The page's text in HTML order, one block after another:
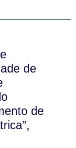
de
de